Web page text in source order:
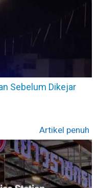
Sebelum Dikejar
Artikel penuh